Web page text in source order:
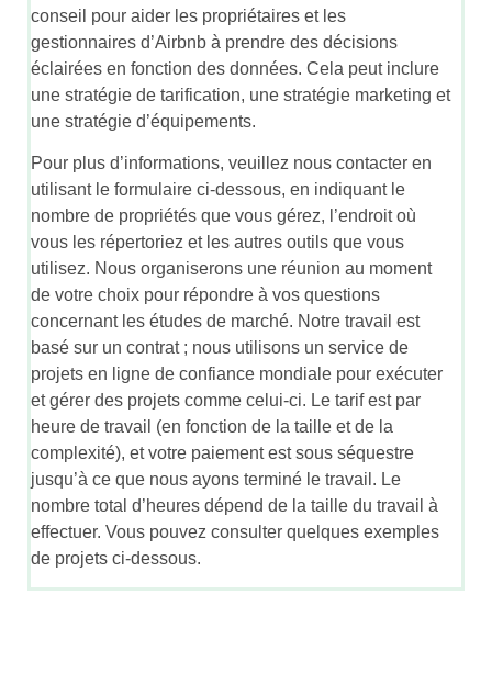
conseil pour aider les propriétaires et les
gestionnaires d’Airbnb à prendre des décisions
éclairées en fonction des données. Cela peut inclure
une stratégie de tarification, une stratégie marketing et
une stratégie d’équipements.
Pour plus d’informations, veuillez nous contacter en
utilisant le formulaire ci-dessous, en indiquant le
nombre de propriétés que vous gérez, l’endroit où
vous les répertoriez et les autres outils que vous
utilisez. Nous organiserons une réunion au moment
de votre choix pour répondre à vos questions
concernant les études de marché. Notre travail est
basé sur un contrat ; nous utilisons un service de
projets en ligne de confiance mondiale pour exécuter
et gérer des projets comme celui-ci. Le tarif est par
heure de travail (en fonction de la taille et de la
complexité), et votre paiement est sous séquestre
jusqu’à ce que nous ayons terminé le travail. Le
nombre total d’heures dépend de la taille du travail à
effectuer. Vous pouvez consulter quelques exemples
de projets ci-dessous.